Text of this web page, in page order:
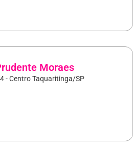
Moraes
- Centro Taquaritinga/SP